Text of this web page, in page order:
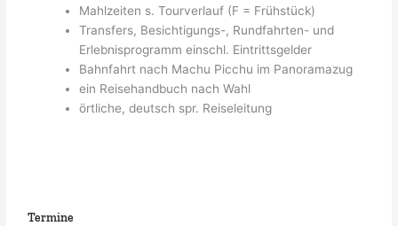
Mahlzeiten s. Tourverlauf (F = Frühstück)
Transfers, Besichtigungs-, Rundfahrten- und
Erlebnisprogramm einschl. Eintrittsgelder
Bahnfahrt nach Machu Picchu im Panoramazug
ein Reisehandbuch nach Wahl
örtliche, deutsch spr. Reiseleitung
Termine